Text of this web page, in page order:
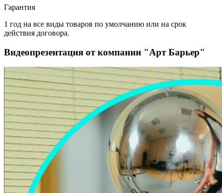
Гарантия
1 год на все виды товаров по умолчанию или на срок
действия договора.
Видеопрезентация от компании "Арт Барьер"